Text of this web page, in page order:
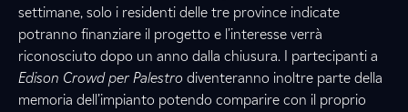
settimane, solo i residenti delle tre province indicate
potranno finanziare il progetto e l’interesse verrà
riconosciuto dopo un anno dalla chiusura. I partecipanti a
Edison Crowd per Palestro diventeranno inoltre parte della
memoria dell’impianto potendo comparire con il proprio